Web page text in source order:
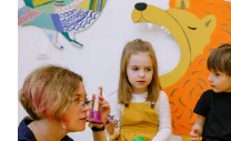
zabawę z elementami
świętowania.